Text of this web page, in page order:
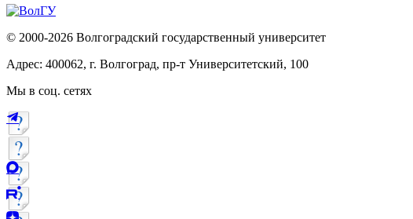
© 2000-2026 Волгоградский государственный университет
Адрес: 400062, г. Волгоград, пр-т Университетский, 100
Мы в соц. сетях